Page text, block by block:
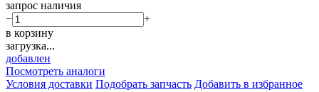
запрос наличия
−
+
в корзину
загрузка...
добавлен
Посмотреть аналоги
Условия доставки Подобрать запчасть Добавить в избранное